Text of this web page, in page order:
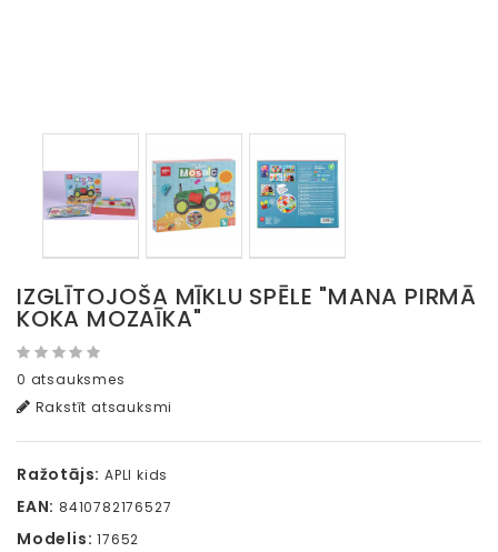
IZGLĪTOJOŠA MĪKLU SPĒLE "MANA PIRMĀ
KOKA MOZAĪKA"
0 atsauksmes
Rakstīt atsauksmi
Ražotājs: APLI kids
EAN: 8410782176527
Modelis: 17652